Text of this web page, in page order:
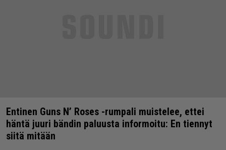
Entinen Guns N’ Roses -rumpali muistelee, ettei
häntä juuri bändin paluusta informoitu: En tiennyt
siitä mitään